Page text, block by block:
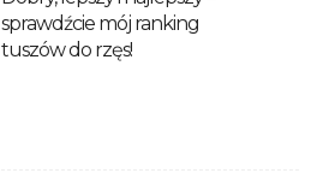
sprawdźcie mój ranking
tuszów do rzęs!